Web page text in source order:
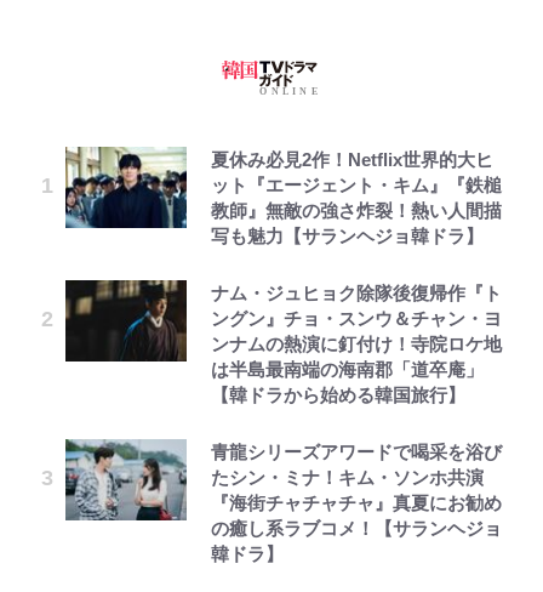
夏休み必見2作！Netflix世界的大ヒ
ット『エージェント・キム』『鉄槌
教師』無敵の強さ炸裂！熱い人間描
写も魅力【サランヘジョ韓ドラ】
ナム・ジュヒョク除隊後復帰作『ト
ングン』チョ・スンウ＆チャン・ヨ
ンナムの熱演に釘付け！寺院ロケ地
は半島最南端の海南郡「道卒庵」
【韓ドラから始める韓国旅行】
青龍シリーズアワードで喝采を浴び
たシン・ミナ！キム・ソンホ共演
『海街チャチャチャ』真夏にお勧め
の癒し系ラブコメ！【サランヘジョ
韓ドラ】